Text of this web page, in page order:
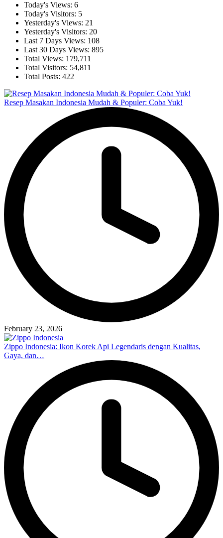
Today's Views: 6
Today's Visitors: 5
Yesterday's Views: 21
Yesterday's Visitors: 20
Last 7 Days Views: 108
Last 30 Days Views: 895
Total Views: 179,711
Total Visitors: 54,811
Total Posts: 422
Resep Masakan Indonesia Mudah & Populer: Coba Yuk!
February 23, 2026
Zippo Indonesia: Ikon Korek Api Legendaris dengan Kualitas,
Gaya, dan…